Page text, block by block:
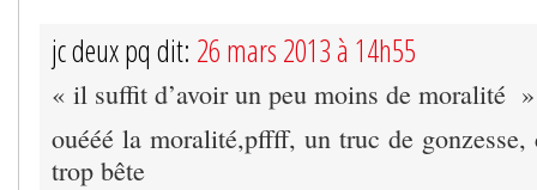
jc deux pq dit: 26 mars 2013 à 14h55
« il suffit d’avoir un peu moins de moralité »
ouééé la moralité,pffff, un truc de gonzesse,
trop bête